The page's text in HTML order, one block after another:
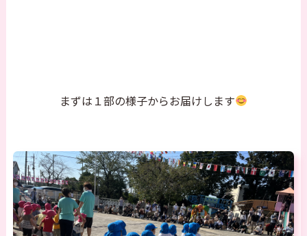
まずは１部の様子からお届けします